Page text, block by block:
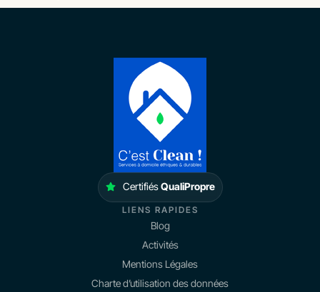
CertifiésQualiPropre
LIENS RAPIDES
Blog
Activités
Mentions Légales
Charte d’utilisation des données